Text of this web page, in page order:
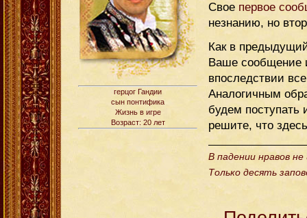
герцог Гандии
сын понтифика
Жизнь в игре
Возраст: 20 лет
Свое первое
незнанию, но
Как в
Ваше сообщение
впоследствии
Аналогичным
будем
решите, что
В падении нравов
Только десять